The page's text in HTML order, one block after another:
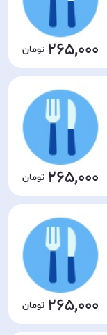
265,000
265,000
265,000